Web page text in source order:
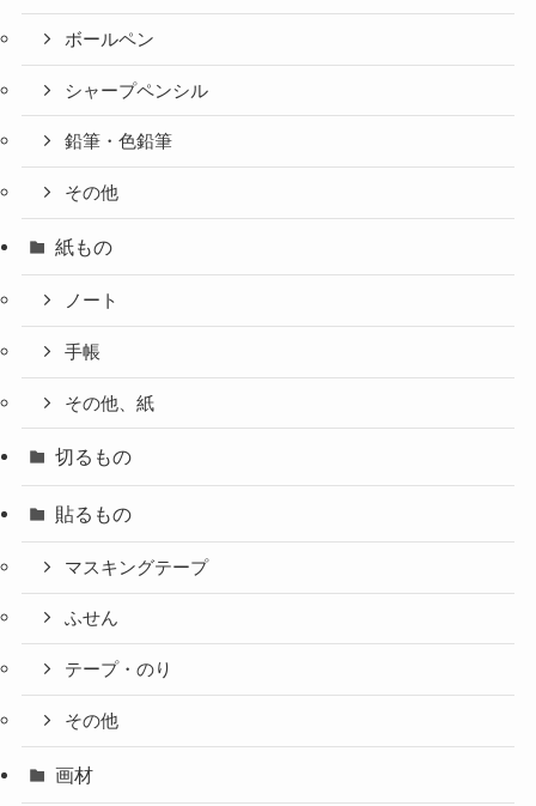
ボールペン
シャープペンシル
鉛筆・色鉛筆
その他
紙もの
ノート
手帳
その他、紙
切るもの
貼るもの
マスキングテープ
ふせん
テープ・のり
その他
画材